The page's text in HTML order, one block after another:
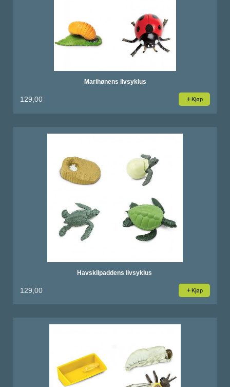
Marihønens livsyklus
129,00 Kjøp
Havskilpaddens livsyklus
129,00 Kjøp